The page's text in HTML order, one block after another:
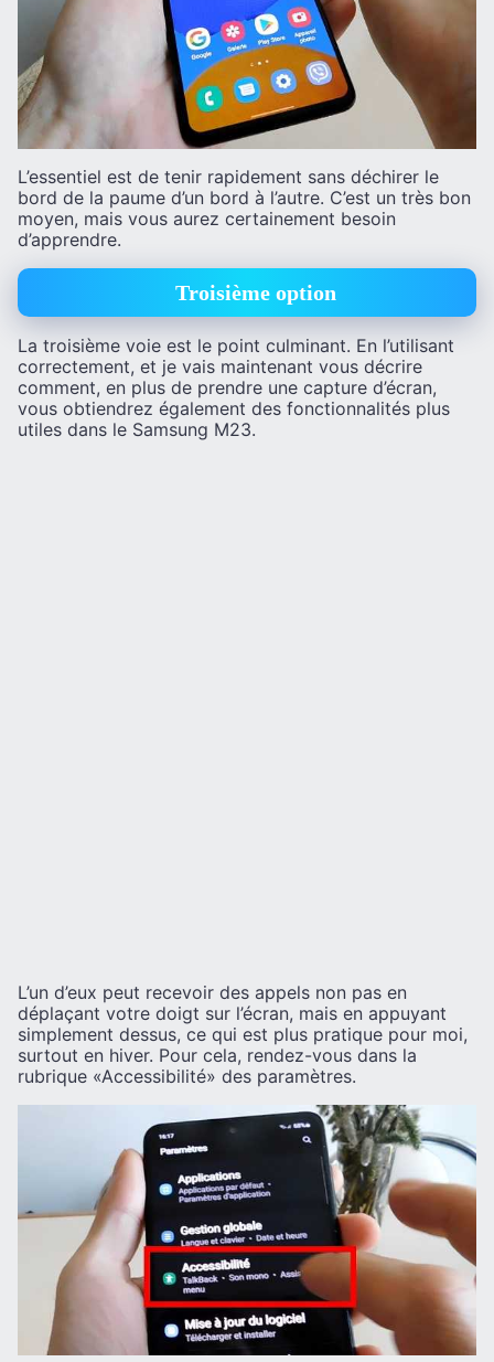
L’essentiel est de tenir rapidement sans déchirer le
bord de la paume d’un bord à l’autre. C’est un très bon
moyen, mais vous aurez certainement besoin
d’apprendre.
Troisième option
La troisième voie est le point culminant. En l’utilisant
correctement, et je vais maintenant vous décrire
comment, en plus de prendre une capture d’écran,
vous obtiendrez également des fonctionnalités plus
utiles dans le Samsung M23.
L’un d’eux peut recevoir des appels non pas en
déplaçant votre doigt sur l’écran, mais en appuyant
simplement dessus, ce qui est plus pratique pour moi,
surtout en hiver. Pour cela, rendez-vous dans la
rubrique «Accessibilité» des paramètres.